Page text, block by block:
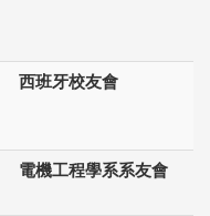
西班牙校友會
電機工程學系系友會